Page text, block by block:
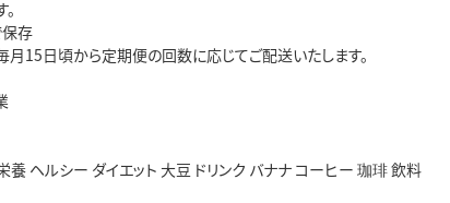
保存
15日頃から定期便の回数に応じてご配送いたします。
ヘルシー ダイエット 大豆 ドリンク バナナ コーヒー 珈琲 飲料